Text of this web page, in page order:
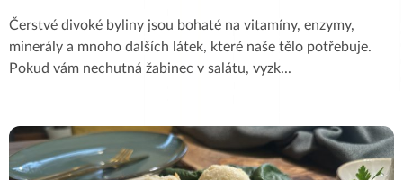
Čerstvé divoké byliny jsou bohaté na vitamíny, enzymy,
minerály a mnoho dalších látek, které naše tělo potřebuje.
Pokud vám nechutná žabinec v salátu, vyzk...